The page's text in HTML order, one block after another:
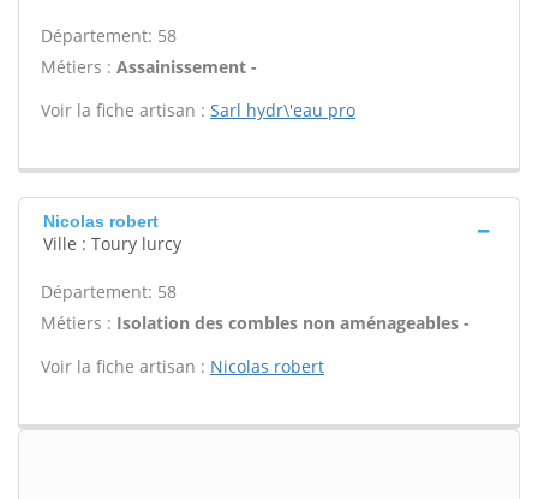
Département: 58
Métiers : Assainissement -
Voir la fiche artisan : Sarl hydr\'eau pro
Nicolas robert
Ville : Toury lurcy
Département: 58
Métiers : Isolation des combles non aménageables -
Voir la fiche artisan : Nicolas robert